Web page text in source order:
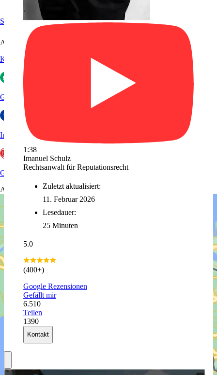
Sanego
Arbeitgeberportale
Kununu
Glassdoor
Indeed
GoWork
Aktuelles
1:38
Imanuel Schulz
Rechtsanwalt für Reputationsrecht
Zuletzt aktualisiert:
11. Februar 2026
Lesedauer:
25 Minuten
5.0
(400+)
Google Rezensionen
Gefällt mir
6.510
Teilen
1390
Kontakt